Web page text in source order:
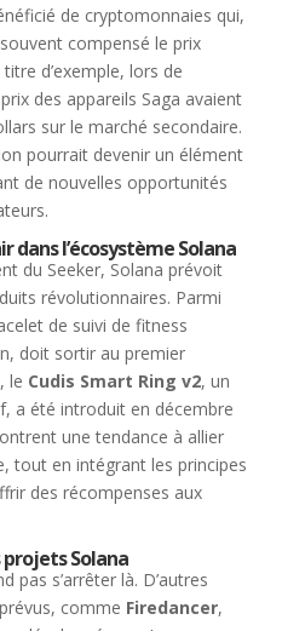
de cryptomonnaies qui,
compensé le prix
d’exemple, lors de
des appareils Saga avaient
sur le marché secondaire.
pourrait devenir un élément
de nouvelles opportunités
dans l’écosystème Solana
du Seeker, Solana prévoit
révolutionnaires. Parmi
de suivi de fitness
doit sortir au premier
le Cudis Smart Ring v2, un
a été introduit en décembre
une tendance à allier
tout en intégrant les principes
des récompenses aux
Solana
pas s’arrêter là. D’autres
comme Firedancer,